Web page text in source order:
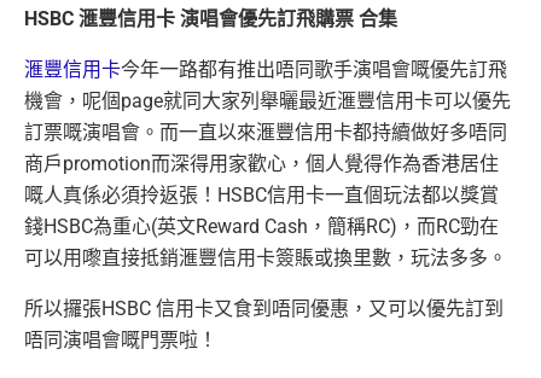
HSBC 滙豐信用卡 演唱會優先訂飛購票 合集
滙豐信用卡今年一路都有推出唔同歌手演唱會嘅優先訂飛
機會，呢個page就同大家列舉曬最近滙豐信用卡可以優先
訂票嘅演唱會。而一直以來滙豐信用卡都持續做好多唔同
商戶promotion而深得用家歡心，個人覺得作為香港居住
嘅人真係必須拎返張！HSBC信用卡一直個玩法都以獎賞
錢HSBC為重心(英文Reward Cash，簡稱RC)，而RC勁在
可以用嚟直接抵銷滙豐信用卡簽賬或換里數，玩法多多。
所以攞張HSBC 信用卡又食到唔同優惠，又可以優先訂到
唔同演唱會嘅門票啦！